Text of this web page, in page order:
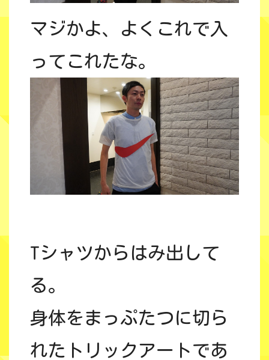
マジかよ、よくこれで入
ってこれたな。
Tシャツからはみ出して
る。
身体をまっぷたつに切ら
れたトリックアートであ